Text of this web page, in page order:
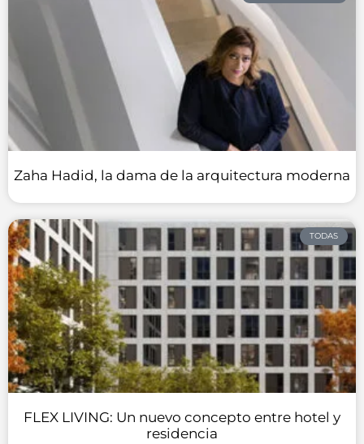
Zaha Hadid, la dama de la arquitectura moderna
TODAS
FLEX LIVING: Un nuevo concepto entre hotel y
residencia